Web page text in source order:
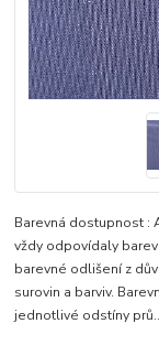
Barevná dostupnost :
vždy odpovídaly
barevné odlišení z
surovin a barviv.
jednotlivé odstíny